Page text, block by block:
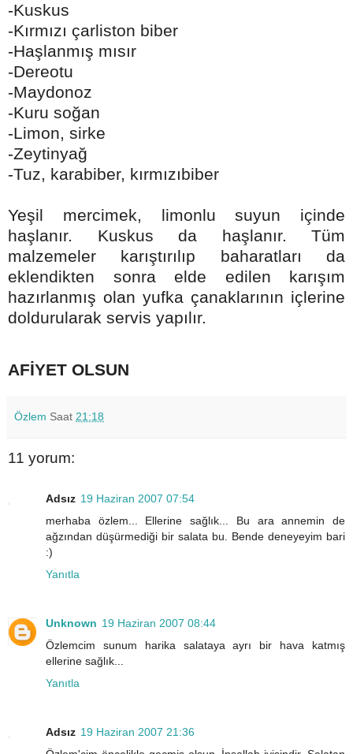
-Kuskus
-Kırmızı çarliston biber
-Haşlanmış mısır
-Dereotu
-Maydonoz
-Kuru soğan
-Limon, sirke
-Zeytinyağ
-Tuz, karabiber, kırmızıbiber
Yeşil mercimek, limonlu suyun içinde
haşlanır. Kuskus da haşlanır. Tüm
malzemeler karıştırılıp baharatları da
eklendikten sonra elde edilen karışım
hazırlanmış olan yufka çanaklarının içlerine
doldurularak servis yapılır.
AFİYET OLSUN
Özlem Saat 21:18
11 yorum:
Adsız 19 Haziran 2007 07:54
merhaba özlem... Ellerine sağlık... Bu ara annemin de
ağzından düşürmediği bir salata bu. Bende deneyeyim bari
:)
Yanıtla
Unknown 19 Haziran 2007 08:44
Özlemcim sunum harika salataya ayrı bir hava katmış
ellerine sağlık...
Yanıtla
Adsız 19 Haziran 2007 21:36